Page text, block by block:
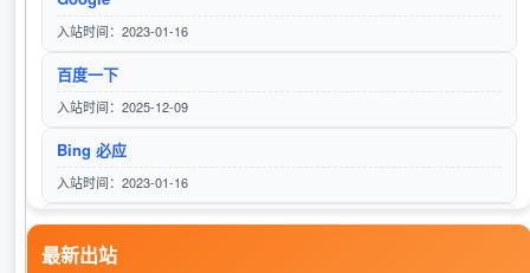
入站时间：2023-01-16
百度一下
入站时间：2025-12-09
Bing 必应
入站时间：2023-01-16
甲醇钡
入站时间：2023-02-15
最新出站